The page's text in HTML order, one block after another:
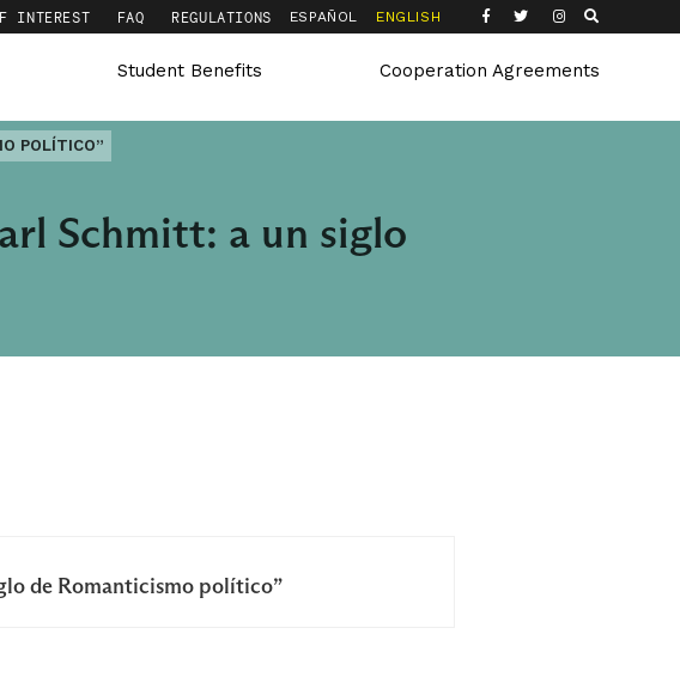
INTEREST FAQ REGULATIONS ESPAÑOL ENGLISH
Student Benefits Cooperation Agreements
POLÍTICO”
Schmitt: a un siglo
de Romanticismo político”